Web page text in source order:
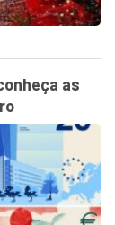
as